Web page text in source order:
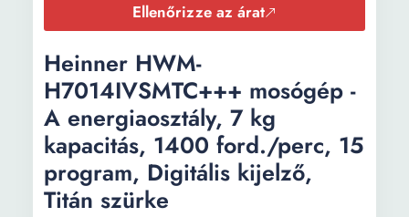
Ellenőrizze az árat
Heinner HWM-
H7014IVSMTC+++ mosógép -
A energiaosztály, 7 kg
kapacitás, 1400 ford./perc, 15
program, Digitális kijelző,
Titán szürke